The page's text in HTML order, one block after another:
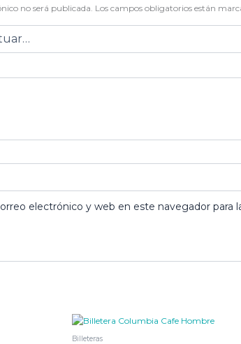
no será publicada. Los campos obligatorios están
electrónico y web en este navegador para
Billeteras